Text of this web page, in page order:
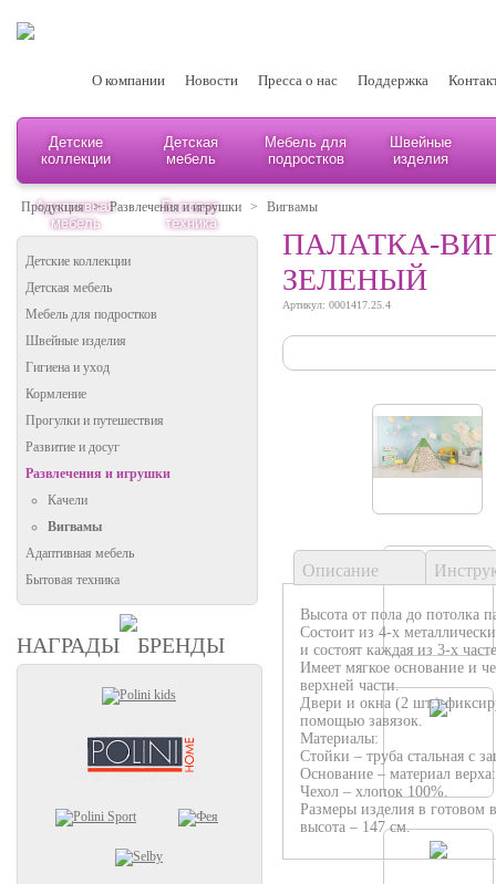
О компании Новости Пресса о нас Поддержка
Детские
коллекции
Детская
мебель
Мебель для
подростков
Швейные
изделия
Адаптивная
мебель
Бытовая
техника
Продукция > Развлечения и игрушки > Вигвамы
Детские коллекции
Детская мебель
Мебель для подростков
Швейные изделия
Гигиена и уход
Кормление
Прогулки и путешествия
Развитие и досуг
Развлечения и игрушки
Качели
Вигвамы
Адаптивная мебель
Бытовая техника
НАГРАДЫ БРЕНДЫ
ПАЛАТКА-
ЗЕЛЕНЫЙ
Артикул: 0001417.25.4
Описание
Высота от пола до потолка
Состоит из 4-х
и состоят каждая из 3-х
Имеет мягкое основание и
верхней части.
Двери и окна (2 шт.)
помощью завязок.
Материалы:
Стойки – труба стальная с
Основание – материал
Чехол – хлопок 100%.
Размеры изделия в
высота – 147 см.